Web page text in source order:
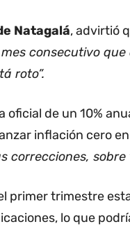
Natagalá, advirtió
mes consecutivo
roto”.
oficial de un 10%
inflación cero
correcciones, sobre
primer trimestre
lo que